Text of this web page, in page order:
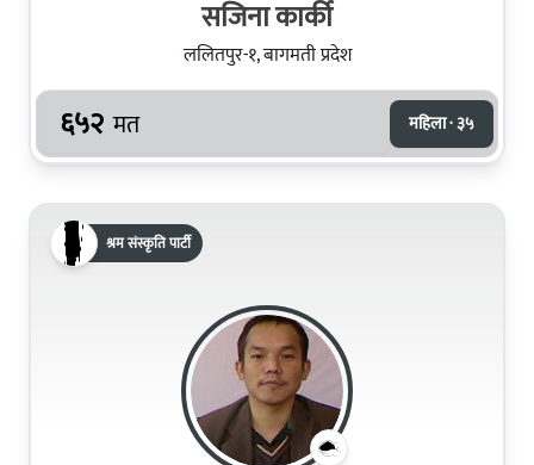
सजिना कार्की
ललितपुर-१, बागमती प्रदेश
६५२ मत महिला · ३५
श्रम संस्कृति पार्टी